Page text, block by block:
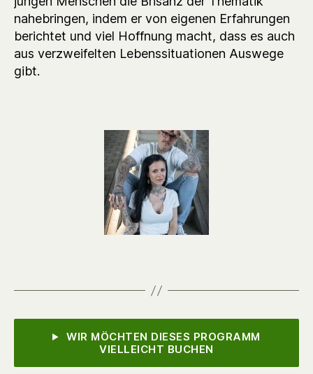
nahebringen, indem er von eigenen Erfahrungen
berichtet und viel Hoffnung macht, dass es auch
aus verzweifelten Lebenssituationen Auswege
gibt.
WIR MÖCHTEN DIESES PROGRAMM
VIELLEICHT BUCHEN